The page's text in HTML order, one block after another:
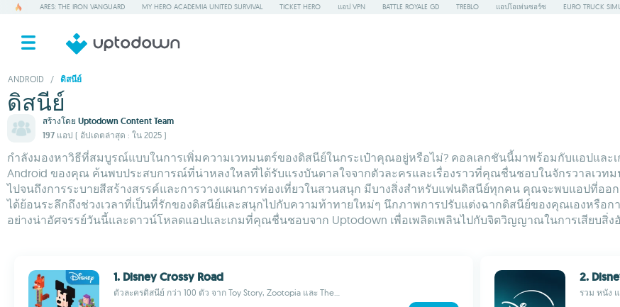
ARES: THE IRON VANGUARD MY HERO ACADEMIA UNITED SURVIVAL TICKET HERO แอป VPN BATTLE ROYALE GD TREBLO แอปโอเพ่นซอร์ซ EURO TRUCK
ANDROID / ดิสนีย์
ดิสนีย์
สร้างโดย Uptodown Content Team
197 แอป ( อัปเดตล่าสุด : ใน 2025 )
กำลังมองหาวิธีที่สมบูรณ์แบบในการเพิ่มความเวทมนตร์ของดิสนีย์ในกระเป๋าคุณอยู่หรือไม่? คอลเลกชันนี้มาพร้อมกับแอปแล
Android ของคุณ ค้นพบประสบการณ์ที่น่าหลงใหลที่ได้รับแรงบันดาลใจจากตัวละครและเรื่องราวที่คุณชื่นชอบในจักรวาลเว
ไปจนถึงการระบายสีสร้างสรรค์และการวางแผนการท่องเที่ยวในสวนสนุก มีบางสิ่งสำหรับแฟนดิสนีย์ทุกคน คุณจะพบแอปที่อ
ได้ย้อนระลึกถึงช่วงเวลาที่เป็นที่รักของดิสนีย์และสนุกไปกับความท้าทายใหม่ๆ นึกภาพการปรับแต่งฉากดิสนีย์ของคุณเองหรือ
อย่างน่าอัศจรรย์วันนี้และดาวน์โหลดแอปและเกมที่คุณชื่นชอบจาก Uptodown เพื่อเพลิดเพลินไปกับจิตวิญญาณในการเสียบสิ่ง
1. Disney Crossy Road
ตัวละครดิสนีย์ กว่า 100 ตัว จาก Toy Story, Zootopia และ The...
2.
รวม หนัง